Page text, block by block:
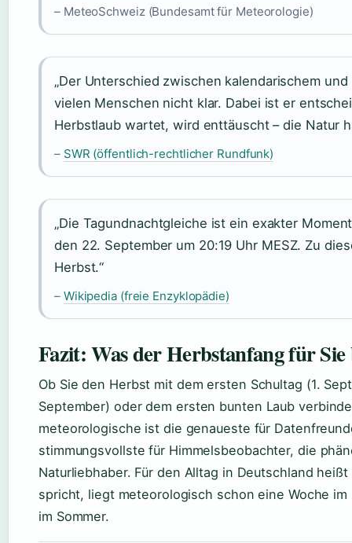
– MeteoSchweiz (Bundesamt für Meteorologie)
„Der Unterschied zwischen kalendarischem
vielen Menschen nicht klar. Dabei ist er
Herbstlaub wartet, wird enttäuscht – die Natur
– SWR (öffentlich-rechtlicher Rundfunk)
„Die Tagundnachtgleiche ist ein exakter
den 22. September um 20:19 Uhr MESZ. Zu
Herbst.“
– Wikipedia (freie Enzyklopädie)
Fazit: Was der Herbstanfang für Sie
Ob Sie den Herbst mit dem ersten Schultag (1.
September) oder dem ersten bunten Laub
meteorologische ist die genaueste für
stimmungsvollste für Himmelsbeobachter, die
Naturliebhaber. Für den Alltag in Deutschland
spricht, liegt meteorologisch schon eine Woche
im Sommer.